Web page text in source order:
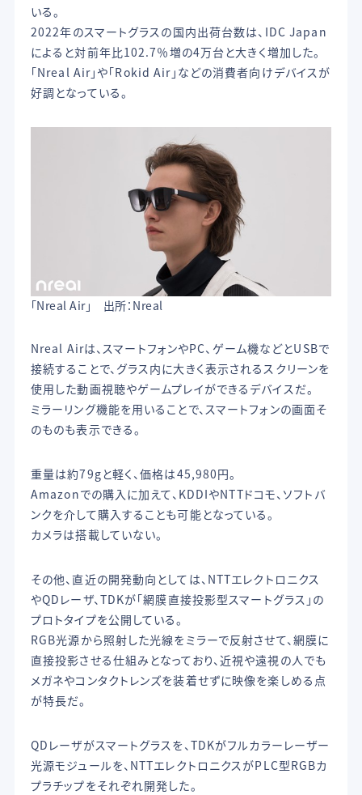
いる。
2022年のスマートグラスの国内出荷台数は、IDC Japan
によると対前年比102.7％増の4万台と大きく増加した。
「Nreal Air」や「Rokid Air」などの消費者向けデバイスが
好調となっている。
「Nreal Air」 出所：Nreal
Nreal Airは、スマートフォンやPC、ゲーム機などとUSBで
接続することで、グラス内に大きく表示されるスクリーンを
使用した動画視聴やゲームプレイができるデバイスだ。
ミラーリング機能を用いることで、スマートフォンの画面そ
のものも表示できる。
重量は約79gと軽く、価格は45,980円。
Amazonでの購入に加えて、KDDIやNTTドコモ、ソフトバ
ンクを介して購入することも可能となっている。
カメラは搭載していない。
その他、直近の開発動向としては、NTTエレクトロニクス
やQDレーザ、TDKが「網膜直接投影型スマートグラス」の
プロトタイプを公開している。
RGB光源から照射した光線をミラーで反射させて、網膜に
直接投影させる仕組みとなっており、近視や遠視の人でも
メガネやコンタクトレンズを装着せずに映像を楽しめる点
が特長だ。
QDレーザがスマートグラスを、TDKがフルカラーレーザー
光源モジュールを、NTTエレクトロニクスがPLC型RGBカ
プラチップをそれぞれ開発した。